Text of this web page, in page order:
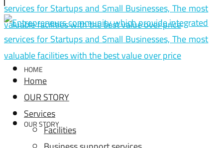
HOME
OUR STORY
Home
OUR STORY
Services
Facilities